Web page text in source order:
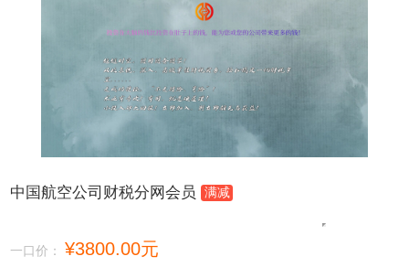
中国航空公司财税分网会员 满减
一口价： ¥3800.00元